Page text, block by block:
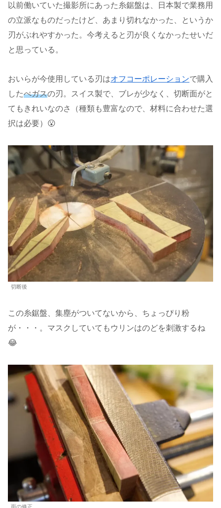
以前働いていた撮影所にあった糸鋸盤は、日本製で業務用
の立派なものだったけど、あまり切れなかった、というか
刃がぶれやすかった。今考えると刃が良くなかったせいだ
と思っている。
おいらが今使用している刃はオフコーポレーションで購入
したぺガスの刃。スイス製で、ブレが少なく、切断面がと
てもきれいなのさ（種類も豊富なので、材料に合わせた選
択は必要）😮
切断後
この糸鋸盤、集塵がついてないから、ちょっぴり粉
が・・・。マスクしていてもウリンはのどを刺激するね
😂
面の修正